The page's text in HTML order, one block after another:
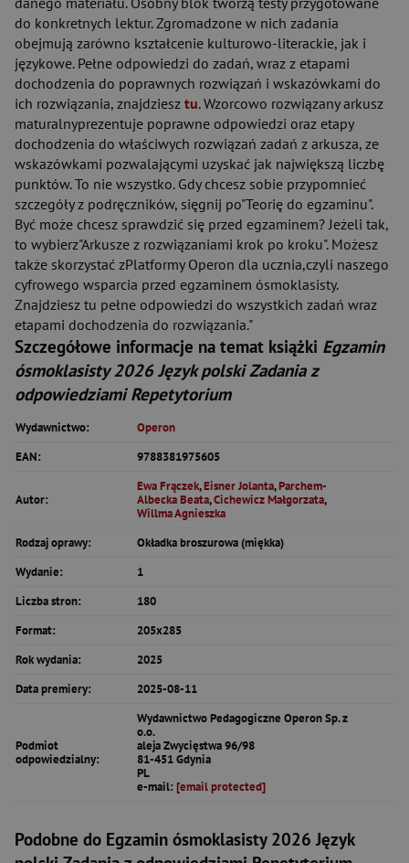
do konkretnych lektur. Zgromadzone w nich zadania
obejmują zarówno kształcenie kulturowo-literackie, jak i
językowe. Pełne odpowiedzi do zadań, wraz z etapami
dochodzenia do poprawnych rozwiązań i wskazówkami do
ich rozwiązania, znajdziesz tu. Wzorcowo rozwiązany arkusz
maturalnyprezentuje poprawne odpowiedzi oraz etapy
dochodzenia do właściwych rozwiązań zadań z arkusza, ze
wskazówkami pozwalającymi uzyskać jak największą liczbę
punktów. To nie wszystko. Gdy chcesz sobie przypomnieć
szczegóły z podręczników, sięgnij po"Teorię do egzaminu".
Być może chcesz sprawdzić się przed egzaminem? Jeżeli tak,
to wybierz"Arkusze z rozwiązaniami krok po kroku". Możesz
także skorzystać zPlatformy Operon dla ucznia,czyli naszego
cyfrowego wsparcia przed egzaminem ósmoklasisty.
Znajdziesz tu pełne odpowiedzi do wszystkich zadań wraz
etapami dochodzenia do rozwiązania."
Szczegółowe informacje na temat książki Egzamin
ósmoklasisty 2026 Język polski Zadania z
odpowiedziami Repetytorium
Wydawnictwo:
Operon
EAN:
9788381975605
Autor:
Ewa Frączek,Eisner Jolanta,Parchem-
Albecka Beata,Cichewicz Małgorzata,
Willma Agnieszka
Rodzaj oprawy:
Okładka broszurowa (miękka)
Wydanie:
1
Liczba stron:
180
Format:
205x285
Rok wydania:
2025
Data premiery:
2025-08-11
Podmiot
odpowiedzialny:
Wydawnictwo Pedagogiczne Operon Sp. z
o.o.
aleja Zwycięstwa 96/98
81-451 Gdynia
PL
e-mail: [email protected]
Podobne do Egzamin ósmoklasisty 2026 Język